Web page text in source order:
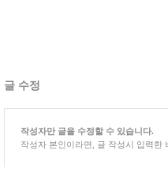
글 수정
작성자만 글을 수정할 수 있습니다.
작성자 본인이라면, 글 작성시 입력한